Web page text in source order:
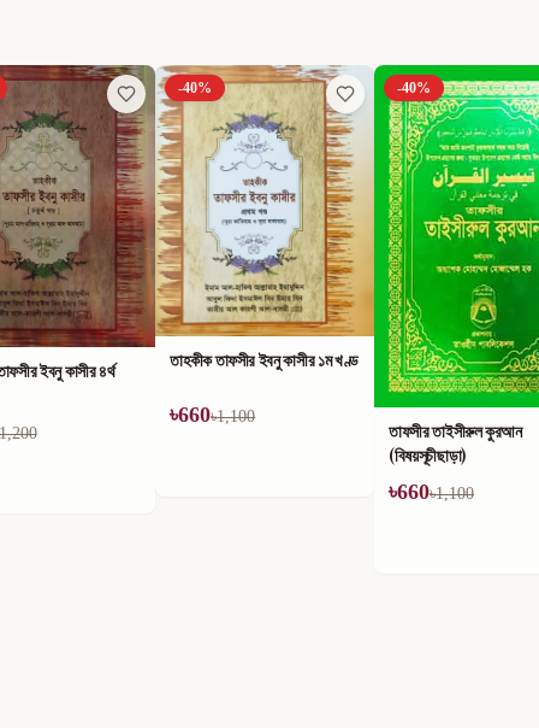
ইবনু কাসীর ১ম খণ্ড
-40%
তাফসীর তাইসীরুল কুরআন
-40%
কুরআন ও সুন্নাহ্‌র আলোকে
আলোকিত জীবন ও সোনালী
৳594৳990